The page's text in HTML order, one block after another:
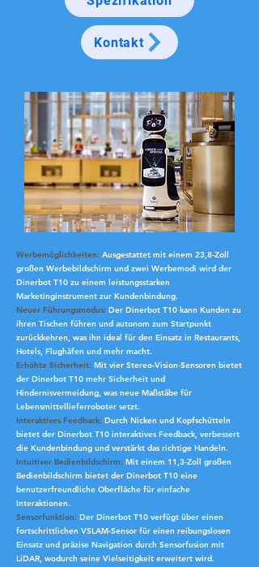
Kontakt
Werbemöglichkeiten: Ausgestattet mit einem 23,8-Zoll
großen Werbebildschirm und zwei Werbemodi wird der
Dinerbot T10 zu einem leistungsstarken
Marketinginstrument zur Kundenbindung.
Neuer Führungsmodus: Der Dinerbot T10 kann Kunden zu
ihren Tischen führen und autonom zum Startpunkt
zurückkehren, was ihn ideal für den Einsatz in Restaurants,
Hotels, Flughäfen und mehr macht.
Erhöhte Sicherheit: Mit vier Stereo-Vision-Sensoren bietet
der Dinerbot T10 mehr Sicherheit und
Hindernisvermeidung, was neue Maßstäbe für
Lebensmittellieferroboter setzt.
Interaktives Feedback: Durch Nicken und Kopfschütteln
bietet der Dinerbot T10 interaktives Feedback, verbessert
die Kundenbindung und verstärkt das richtige Handeln.
Intuitiver Bedienbildschirm: Mit einem 11,3-Zoll großen
Bedienbildschirm bietet der Dinerbot T10 eine
benutzerfreundliche Oberfläche für einfache
Interaktionen.
Sensorfunktion: Der Dinerbot T10 verfügt über einen
fortschrittlichen VSLAM-Sensor für einen reibungslosen
Einsatz und präzise Navigation durch Sensorfusion mit
LiDAR, wodurch seine Vielseitigkeit erweitert wird.